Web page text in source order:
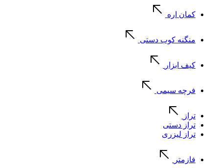
کمان اره
منگنه کوب دستی
کیف ابزار
فرچه سیمی
تراز
تراز دستی
تراز لیزری
فازمتر